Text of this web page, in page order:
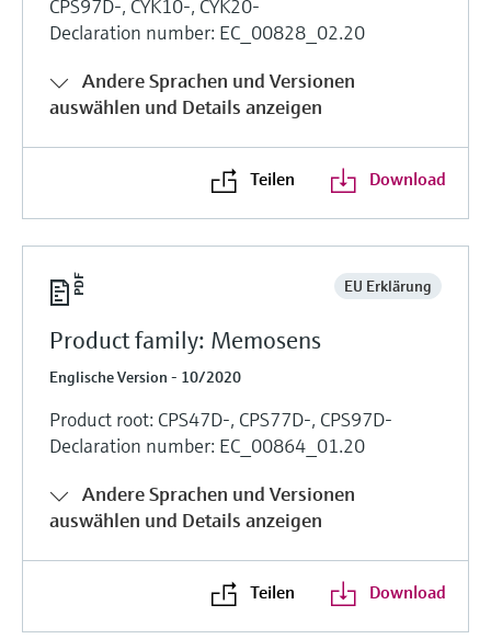
CPS97D-, CYK10-, CYK20-
Declaration number: EC_00828_02.20
Andere Sprachen und Versionen
auswählen und Details anzeigen
Teilen Download
EU Erklärung
Product family: Memosens
Englische Version - 10/2020
Product root: CPS47D-, CPS77D-, CPS97D-
Declaration number: EC_00864_01.20
Andere Sprachen und Versionen
auswählen und Details anzeigen
Teilen Download